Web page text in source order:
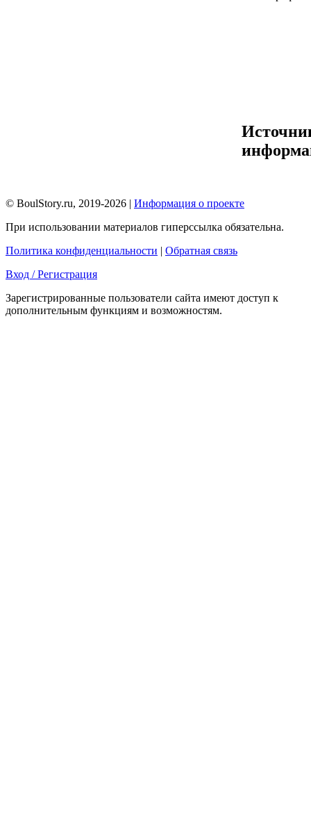
© BoulStory.ru, 2019-2026 | Информация о проекте
При использовании материалов гиперссылка обязательна.
Политика конфиденциальности | Обратная связь
Вход / Регистрация
Зарегистрированные пользователи сайта имеют доступ к
дополнительным функциям и возможностям.